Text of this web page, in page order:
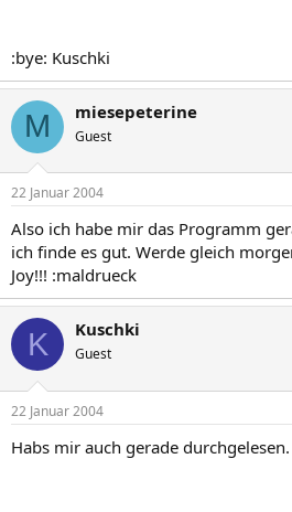
:bye: Kuschki
M miesepeterine
Guest
22 Januar 2004
Also ich habe mir das Programm
ich finde es gut. Werde gleich
Joy!!! :maldrueck
K Kuschki
Guest
22 Januar 2004
Habs mir auch gerade